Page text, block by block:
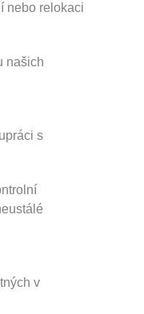
nebo relokaci
našich
s
v